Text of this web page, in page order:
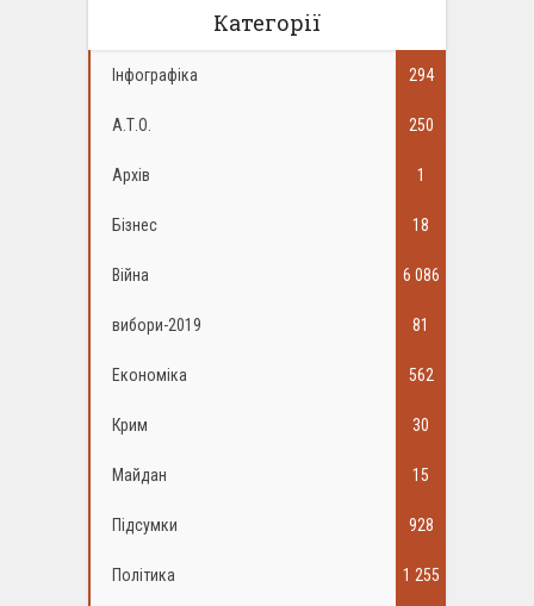
Категорії
Інфографіка 294
А.Т.О. 250
Архів 1
Бізнес 18
Війна 6 086
вибори-2019 81
Економіка 562
Крим 30
Майдан 15
Підсумки 928
Політика 1 255